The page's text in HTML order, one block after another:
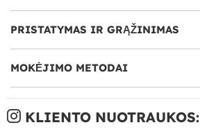
PRISTATYMAS IR GRĄŽINIMAS
MOKĖJIMO METODAI
KLIENTO NUOTRAUKOS: